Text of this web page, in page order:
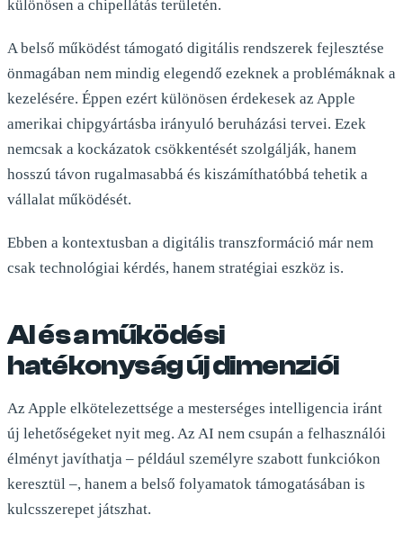
különösen a chipellátás területén.
A belső működést támogató digitális rendszerek fejlesztése
önmagában nem mindig elegendő ezeknek a problémáknak a
kezelésére. Éppen ezért különösen érdekesek az Apple
amerikai chipgyártásba irányuló beruházási tervei. Ezek
nemcsak a kockázatok csökkentését szolgálják, hanem
hosszú távon rugalmasabbá és kiszámíthatóbbá tehetik a
vállalat működését.
Ebben a kontextusban a digitális transzformáció már nem
csak technológiai kérdés, hanem stratégiai eszköz is.
AI és a működési
hatékonyság új dimenziói
Az Apple elkötelezettsége a mesterséges intelligencia iránt
új lehetőségeket nyit meg. Az AI nem csupán a felhasználói
élményt javíthatja – például személyre szabott funkciókon
keresztül –, hanem a belső folyamatok támogatásában is
kulcsszerepet játszhat.